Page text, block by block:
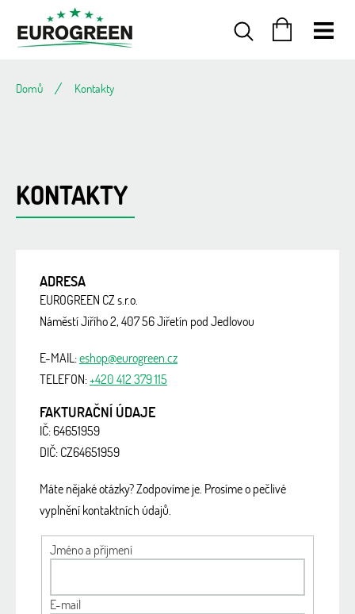
obsah
Domů Kontakty
KONTAKTY
ADRESA
EUROGREEN CZ s.r.o.
Náměstí Jiřího 2, 407 56 Jiřetín pod Jedlovou
E-MAIL:eshop@eurogreen.cz
TELEFON:+420 412 379 115
FAKTURAČNÍ ÚDAJE
IČ: 64651959
DIČ: CZ64651959
Máte nějaké otázky? Zodpovíme je. Prosíme o pečlivé
vyplnění kontaktních údajů.
Jméno a příjmení
E-mail